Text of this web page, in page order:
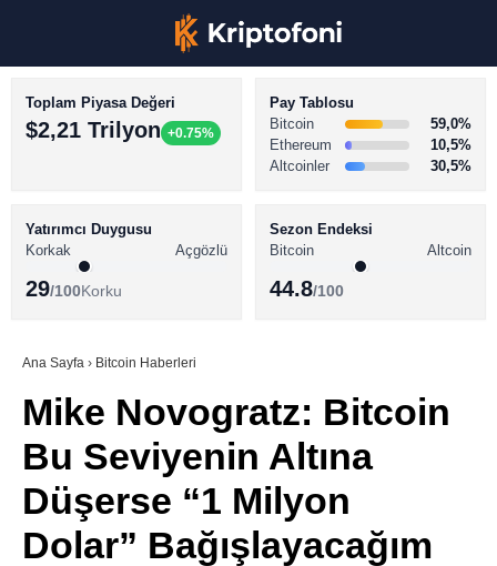
Youtube
TikTok
BİTCOİN HABERLERİ
ALTCOİN HABERLERİ
SÖZLÜK
Toplam Piyasa Değeri
$2,21 Trilyon +0.75%
Pay Tablosu
Bitcoin
59,0%
Ethereum
10,5%
Altcoinler
30,5%
Yatırımcı Duygusu
Korkak
Açgözlü
29/100Korku
Sezon Endeksi
Bitcoin
Altcoin
44.8/100
Ana Sayfa › Bitcoin Haberleri
Mike Novogratz: Bitcoin
Bu Seviyenin Altına
Düşerse “1 Milyon
Dolar” Bağışlayacağım